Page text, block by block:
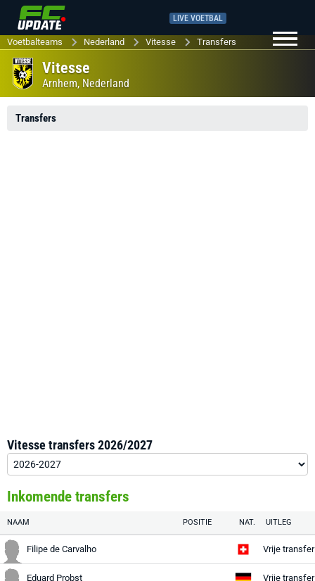
LIVE VOETBAL
Voetbalteams Nederland Vitesse Transfers
Vitesse
Arnhem, Nederland
Transfers
Vitesse transfers 2026/2027
Inkomende transfers
NAAM POSITIE NAT. UITLEG
Filipe de Carvalho Vrije
Eduard Probst Vrije